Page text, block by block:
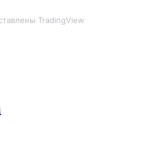
TradingView